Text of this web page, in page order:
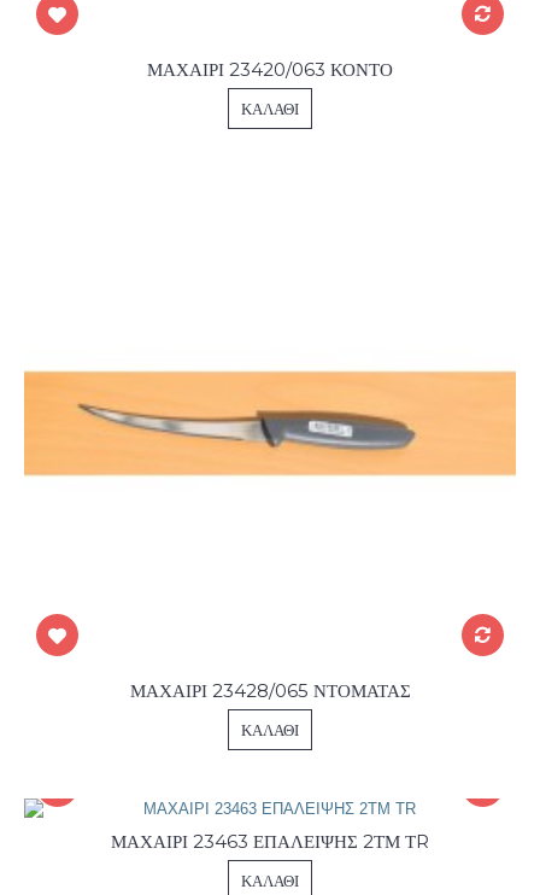
ΜΑΧΑΙΡΙ 23420/063 ΚΟΝΤΟ
ΚΑΛΆΘΙ
ΜΑΧΑΙΡΙ 23428/065 ΝΤΟΜΑΤΑΣ
ΚΑΛΆΘΙ
ΜΑΧΑΙΡΙ 23463 ΕΠΑΛΕΙΨΗΣ 2ΤΜ ΤR
ΚΑΛΆΘΙ